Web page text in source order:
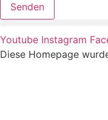
Senden
Youtube Instagram
Diese Homepage